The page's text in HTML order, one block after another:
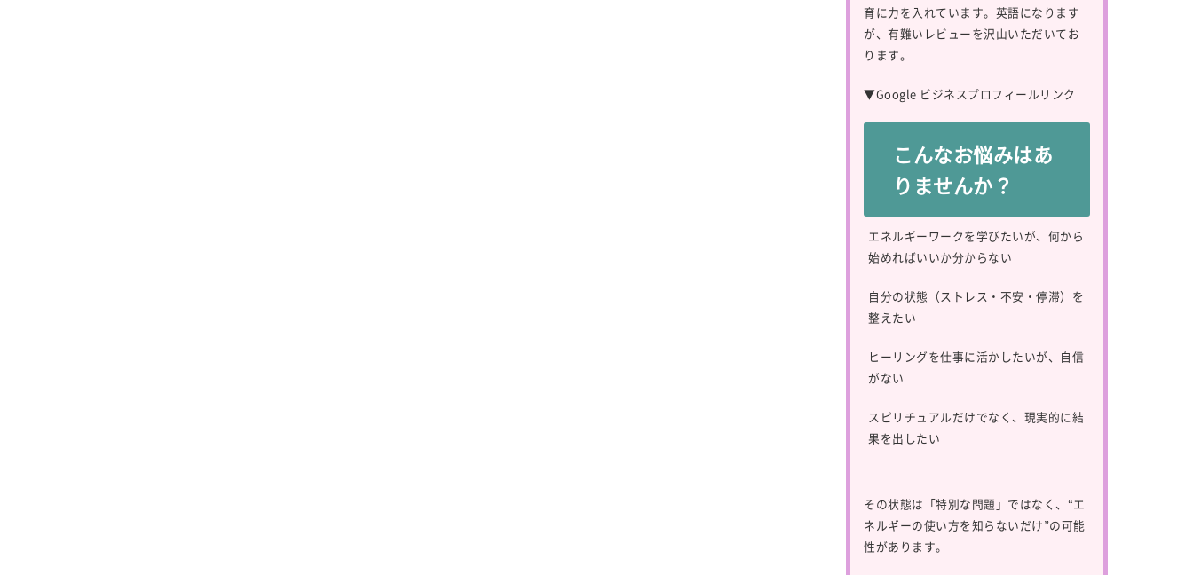
育に力を入れています。英語になります
が、有難いレビューを沢山いただいてお
ります。
▼Google ビジネスプロフィールリンク
こんなお悩みはあ
りませんか？
エネルギーワークを学びたいが、何から
始めればいいか分からない
自分の状態（ストレス・不安・停滞）を
整えたい
ヒーリングを仕事に活かしたいが、自信
がない
スピリチュアルだけでなく、現実的に結
果を出したい
その状態は「特別な問題」ではなく、“エ
ネルギーの使い方を知らないだけ”の可能
性があります。